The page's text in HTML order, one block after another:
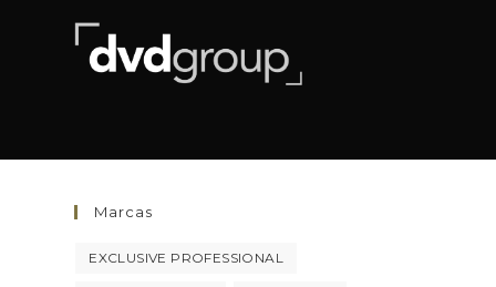
Marcas
EXCLUSIVE PROFESSIONAL